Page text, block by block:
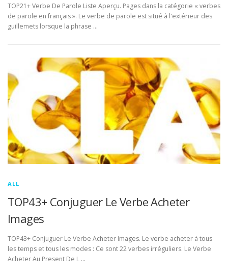
TOP21+ Verbe De Parole Liste Aperçu. Pages dans la catégorie « verbes
de parole en français ». Le verbe de parole est situé à l'extérieur des
guillemets lorsque la phrase …
ALL
TOP43+ Conjuguer Le Verbe Acheter
Images
TOP43+ Conjuguer Le Verbe Acheter Images. Le verbe acheter à tous
les temps et tous les modes : Ce sont 22 verbes irréguliers. Le Verbe
Acheter Au Present De L …